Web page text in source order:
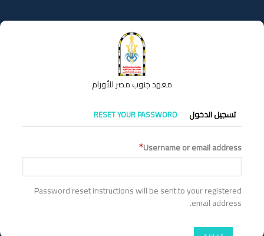
إلى
المحتوى
معهد جنوب مصر للأورام
التبويبات
الأساسية
تسجيل الدخول RESET YOUR PASSWORD
Username or email address
Password reset instructions will be sent to your registered
email address.